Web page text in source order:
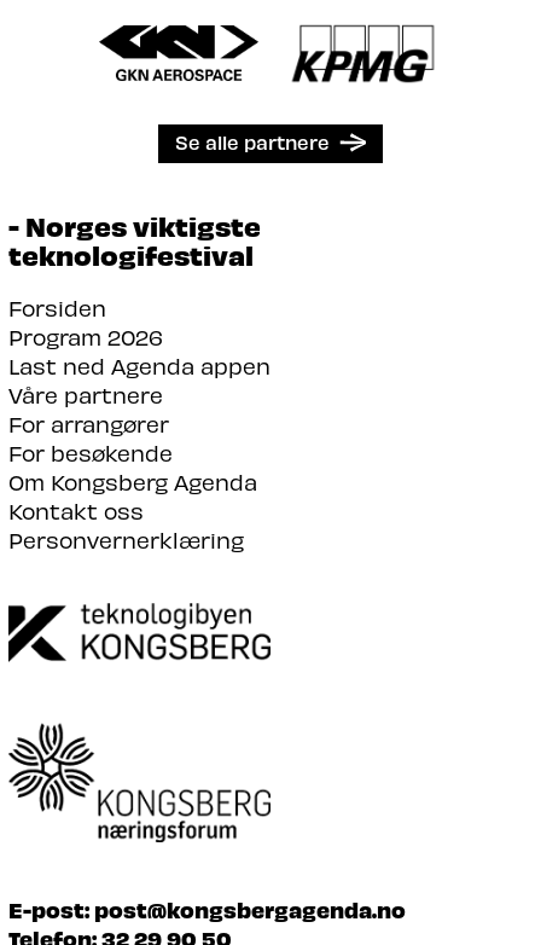
Se alle partnere
- Norges viktigste
teknologifestival
Forsiden
Program 2026
Last ned Agenda appen
Våre partnere
For arrangører
For besøkende
Om Kongsberg Agenda
Kontakt oss
Personvernerklæring
E-post: post@kongsbergagenda.no
Telefon:32 29 90 50